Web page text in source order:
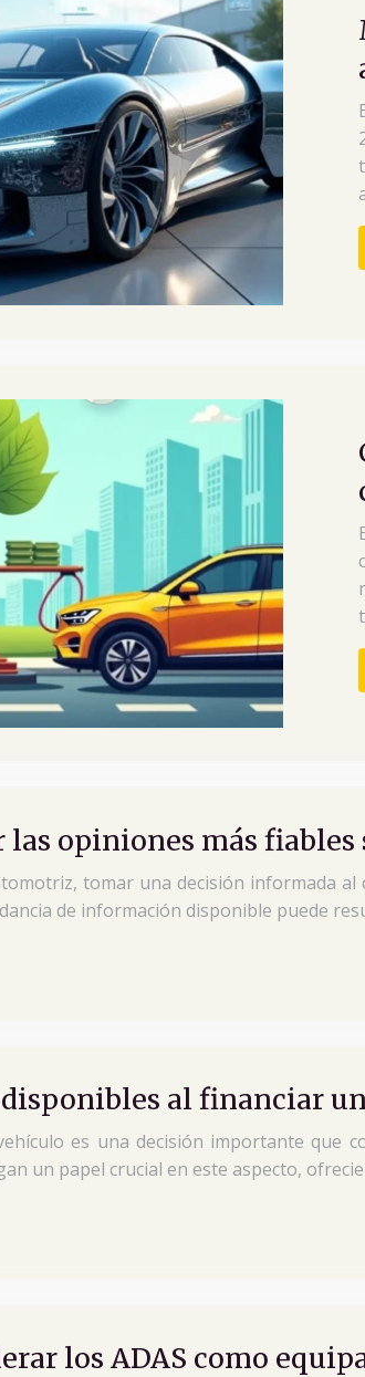
opiniones más fiables
tomar una decisión informada
de información disponible puede
al financiar
es una decisión importante que
un papel crucial en este aspecto,
los ADAS como